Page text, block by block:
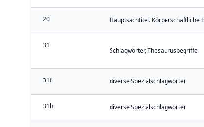
20 Hauptsachtitel. Körperschaftliche
31
Schlagwörter, Thesaurusbegriffe
31f diverse Spezialschlagwörter
31h diverse Spezialschlagwörter